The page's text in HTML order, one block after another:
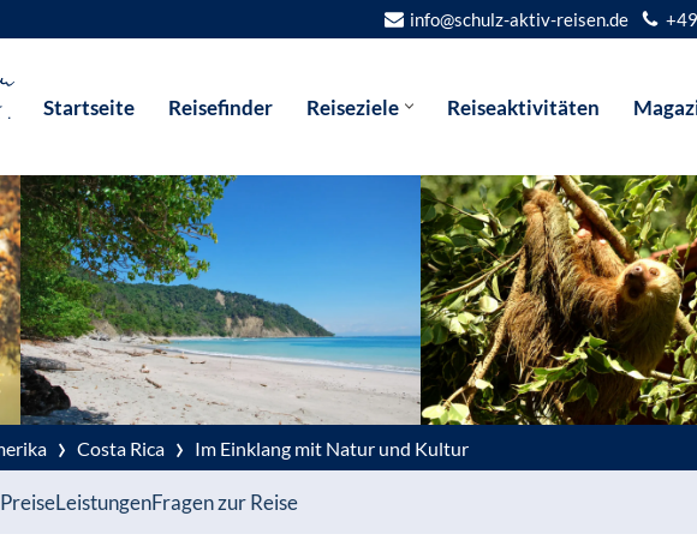
info@schulz-aktiv-reisen.de
Startseite Reisefinder Reiseziele Reiseaktivitäten
› Costa Rica › Im Einklang mit Natur und Kultur
LeistungenFragen zur Reise